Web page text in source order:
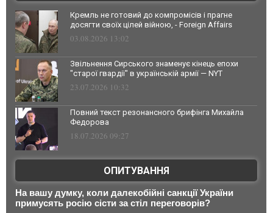
Кремль не готовий до компромісів і прагне
досягти своїх цілей війною, - Foreign Affairs
03.08.2026 13:02
Звільнення Сирського знаменує кінець епохи
"старої гвардії" в українській армії — NYT
23.07.2026 10:32
Повний текст резонансного брифінга Михайла
Федорова
18.07.2026 09:27
ОПИТУВАННЯ
На вашу думку, коли далекобійні санкції України
примусять росію сісти за стіл переговорів?